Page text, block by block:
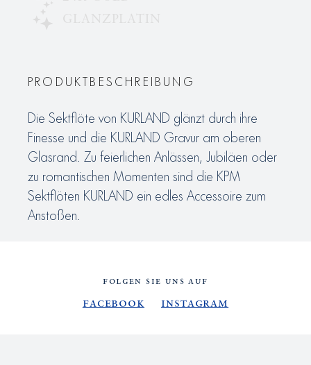
PRODUKTBESCHREIBUNG
Die Sektflöte von KURLAND glänzt durch ihre
Finesse und die KURLAND Gravur am oberen
Glasrand. Zu feierlichen Anlässen, Jubiläen oder
zu romantischen Momenten sind die KPM
Sektflöten KURLAND ein edles Accessoire zum
Anstoßen.
FOLGEN SIE UNS AUF
Facebook Instagram